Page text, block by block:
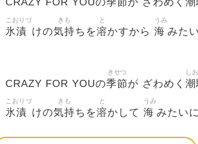
CRAZY FOR YOUの が ざわめく
氷漬
こおりづ
けの気持
きも
ちを溶
と
かすから 海
うみ
みた
CRAZY FOR YOUの季節
きせつ
が ざわめく 潮
し
氷漬
こおりづ
けの気持
きも
ちを溶
と
かして 海
うみ
みたいに